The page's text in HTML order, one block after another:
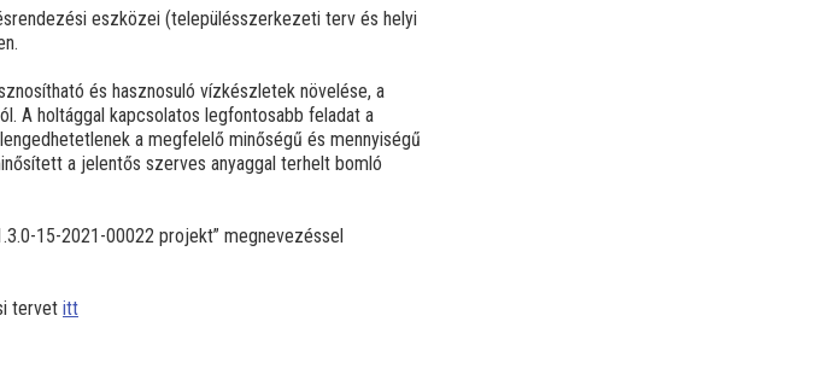
eszközei (településszerkezeti terv és helyi
és hasznosuló vízkészletek növelése, a
A holtággal kapcsolatos legfontosabb feladat a
a megfelelő minőségű és mennyiségű
a jelentős szerves anyaggal terhelt bomló
15-2021-00022 projekt” megnevezéssel
tervet itt